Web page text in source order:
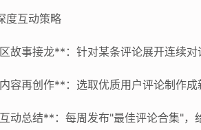
度互动策略
故事接龙**：针对某条评论展开连续对
容再创作**：选取优质用户评论制作成
动总结**：每周发布"最佳评论合集"，